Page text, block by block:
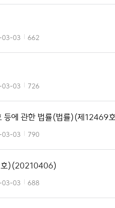
03-03 662
03-03 726
등에 관한 법률(법률)(제12469
03-03 790
호)(20210406)
03-03 688